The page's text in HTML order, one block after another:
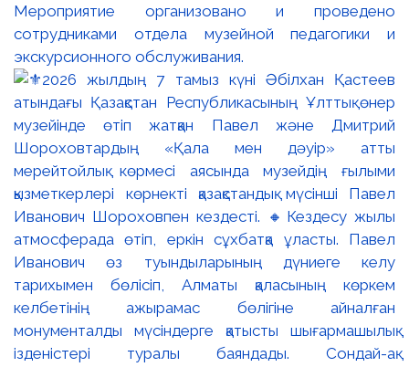
Мероприятие организовано и проведено
сотрудниками отдела музейной педагогики и
экскурсионного обслуживания.